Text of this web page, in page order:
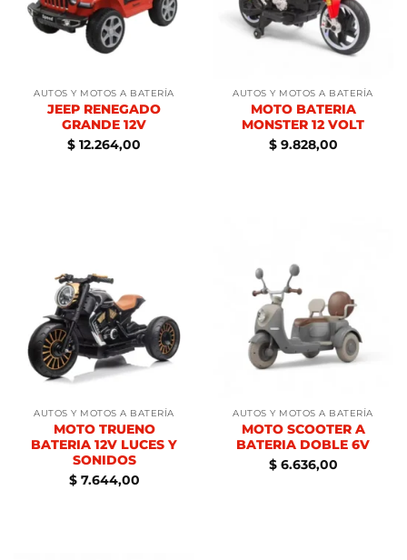
AUTOS Y MOTOS A BATERÍA
JEEP RENEGADO
GRANDE 12V
$ 12.264,00
AUTOS Y MOTOS A BATERÍA
MOTO BATERIA
MONSTER 12 VOLT
$9.828,00
AUTOS Y MOTOS A BATERÍA
MOTO TRUENO
BATERIA 12V LUCES Y
SONIDOS
$7.644,00
AUTOS Y MOTOS A BATERÍA
MOTO SCOOTER A
BATERIA DOBLE 6V
$6.636,00